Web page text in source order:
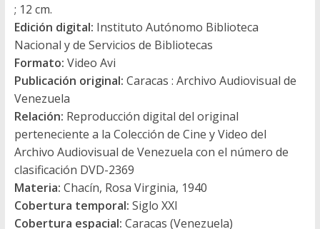
; 12 cm.
Edición digital: Instituto Autónomo Biblioteca
Nacional y de Servicios de Bibliotecas
Formato: Video Avi
Publicación original: Caracas : Archivo Audiovisual de
Venezuela
Relación: Reproducción digital del original
perteneciente a la Colección de Cine y Video del
Archivo Audiovisual de Venezuela con el número de
clasificación DVD-2369
Materia: Chacín, Rosa Virginia, 1940
Cobertura temporal: Siglo XXI
Cobertura espacial: Caracas (Venezuela)